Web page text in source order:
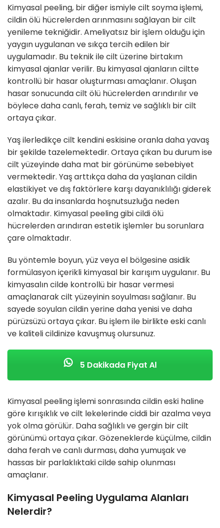
Kimyasal peeling, bir diğer ismiyle cilt soyma işlemi,
cildin ölü hücrelerden arınmasını sağlayan bir cilt
yenileme tekniğidir. Ameliyatsız bir işlem olduğu için
yaygın uygulanan ve sıkça tercih edilen bir
uygulamadır. Bu teknik ile cilt üzerine birtakım
kimyasal ajanlar verilir. Bu kimyasal ajanların ciltte
kontrollü bir hasar oluşturması amaçlanır. Oluşan
hasar sonucunda cilt ölü hücrelerden arındırılır ve
böylece daha canlı, ferah, temiz ve sağlıklı bir cilt
ortaya çıkar.
Yaş ilerledikçe cilt kendini eskisine oranla daha yavaş
bir şekilde tazelemektedir. Ortaya çıkan bu durum ise
cilt yüzeyinde daha mat bir görünüme sebebiyet
vermektedir. Yaş arttıkça daha da yaşlanan cildin
elastikiyet ve dış faktörlere karşı dayanıklılığı giderek
azalır. Bu da insanlarda hoşnutsuzluğa neden
olmaktadır. Kimyasal peeling gibi cildi ölü
hücrelerden arındıran estetik işlemler bu sorunlara
çare olmaktadır.
Bu yöntemle boyun, yüz veya el bölgesine asidik
formülasyon içerikli kimyasal bir karışım uygulanır. Bu
kimyasalın cilde kontrollü bir hasar vermesi
amaçlanarak cilt yüzeyinin soyulması sağlanır. Bu
sayede soyulan cildin yerine daha yenisi ve daha
pürüzsüzü ortaya çıkar. Bu işlem ile birlikte eski canlı
ve kaliteli cildinize kavuşmuş olursunuz.
5 Dakikada Fiyat Al
Kimyasal peeling işlemi sonrasında cildin eski haline
göre kırışıklık ve cilt lekelerinde ciddi bir azalma veya
yok olma görülür. Daha sağlıklı ve gergin bir cilt
görünümü ortaya çıkar. Gözeneklerde küçülme, cildin
daha ferah ve canlı durması, daha yumuşak ve
hassas bir parlaklıktaki cilde sahip olunması
amaçlanır.
Kimyasal Peeling Uygulama Alanları
Nelerdir?